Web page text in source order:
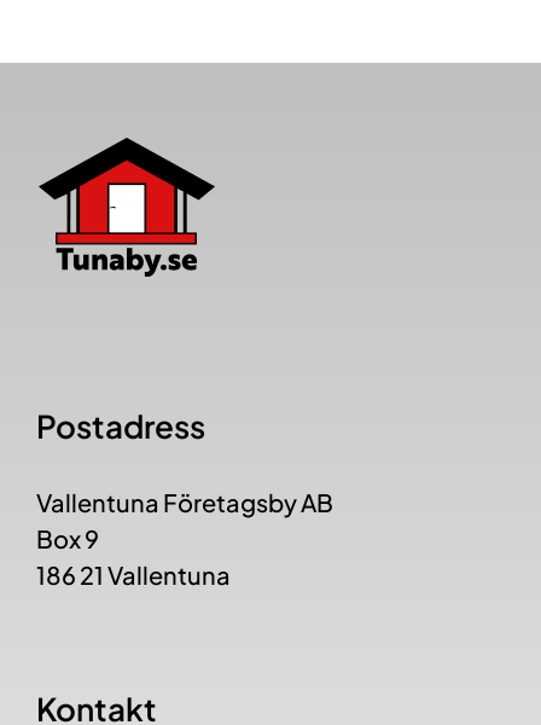
Postadress
Vallentuna Företagsby AB
Box 9
186 21 Vallentuna
Kontakt